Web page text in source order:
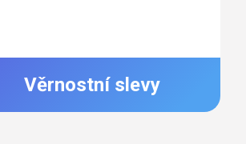
Věrnostní slevy